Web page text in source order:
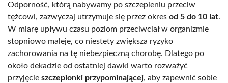
Odporność, którą nabywamy po szczepieniu przeciw
tężcowi, zazwyczaj utrzymuje się przez okres od 5 do 10 lat.
W miarę upływu czasu poziom przeciwciał w organizmie
stopniowo maleje, co niestety zwiększa ryzyko
zachorowania na tę niebezpieczną chorobę. Dlatego po
około dekadzie od ostatniej dawki warto rozważyć
przyjęcie szczepionki przypominającej, aby zapewnić sobie